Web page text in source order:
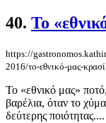
40. Το
https://
2016/το-εθνικό-μας-κρασί
Το «εθνικό μας»
βαρέλια, όταν το
δεύτερης ποιότητας....